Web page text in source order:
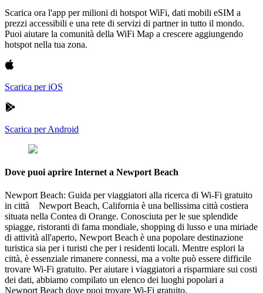
Scarica ora l'app per milioni di hotspot WiFi, dati mobili eSIM a
prezzi accessibili e una rete di servizi di partner in tutto il mondo.
Puoi aiutare la comunità della WiFi Map a crescere aggiungendo
hotspot nella tua zona.
Scarica per iOS
Scarica per Android
Dove puoi aprire Internet a Newport Beach
Newport Beach: Guida per viaggiatori alla ricerca di Wi-Fi gratuito
in città Newport Beach, California è una bellissima città costiera
situata nella Contea di Orange. Conosciuta per le sue splendide
spiagge, ristoranti di fama mondiale, shopping di lusso e una miriade
di attività all'aperto, Newport Beach è una popolare destinazione
turistica sia per i turisti che per i residenti locali. Mentre esplori la
città, è essenziale rimanere connessi, ma a volte può essere difficile
trovare Wi-Fi gratuito. Per aiutare i viaggiatori a risparmiare sui costi
dei dati, abbiamo compilato un elenco dei luoghi popolari a
Newport Beach dove puoi trovare Wi-Fi gratuito.